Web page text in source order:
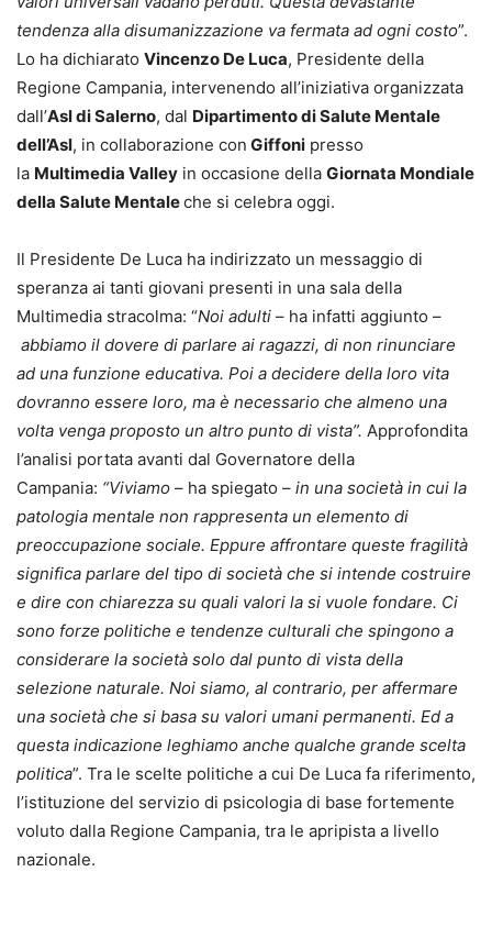
tendenza alla disumanizzazione va fermata ad ogni costo”.
Lo ha dichiarato Vincenzo De Luca, Presidente della
Regione Campania, intervenendo all’iniziativa organizzata
dall’Asl di Salerno, dal Dipartimento di Salute Mentale
dell’Asl, in collaborazione con Giffoni presso
la Multimedia Valley in occasione della Giornata Mondiale
della Salute Mentaleche si celebra oggi.
Il Presidente De Luca ha indirizzato un messaggio di
speranza ai tanti giovani presenti in una sala della
Multimedia stracolma: “Noi adulti – ha infatti aggiunto –
abbiamo il dovere di parlare ai ragazzi, di non rinunciare
ad una funzione educativa. Poi a decidere della loro vita
dovranno essere loro, ma è necessario che almeno una
volta venga proposto un altro punto di vista”. Approfondita
l’analisi portata avanti dal Governatore della
Campania: “Viviamo – ha spiegato – in una società in cui la
patologia mentale non rappresenta un elemento di
preoccupazione sociale. Eppure affrontare queste fragilità
significa parlare del tipo di società che si intende costruire
e dire con chiarezza su quali valori la si vuole fondare. Ci
sono forze politiche e tendenze culturali che spingono a
considerare la società solo dal punto di vista della
selezione naturale. Noi siamo, al contrario, per affermare
una società che si basa su valori umani permanenti. Ed a
questa indicazione leghiamo anche qualche grande scelta
politica”. Tra le scelte politiche a cui De Luca fa riferimento,
l’istituzione del servizio di psicologia di base fortemente
voluto dalla Regione Campania, tra le apripista a livello
nazionale.